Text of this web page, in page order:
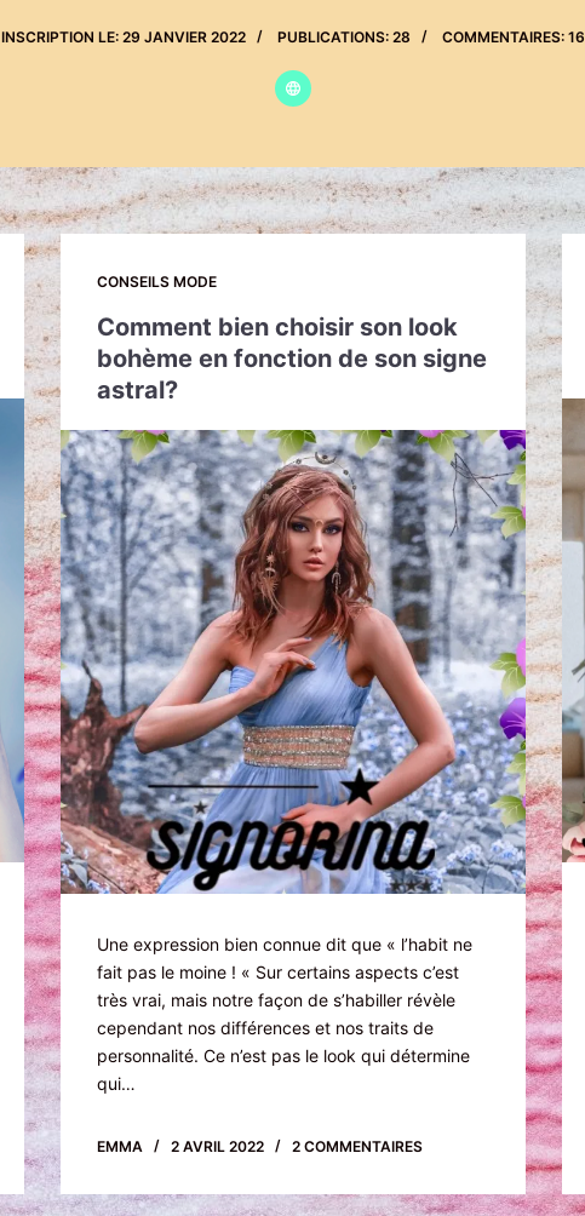
INSCRIPTION LE: 29 JANVIER 2022 PUBLICATIONS: 28 COMMENTAIRES: 16
CONSEILS MODE
Comment bien choisir son look
bohème en fonction de son signe
astral?
Une expression bien connue dit que « l’habit ne
fait pas le moine ! « Sur certains aspects c’est
très vrai, mais notre façon de s’habiller révèle
cependant nos différences et nos traits de
personnalité. Ce n’est pas le look qui détermine
qui…
EMMA 2 AVRIL 2022 2 COMMENTAIRES